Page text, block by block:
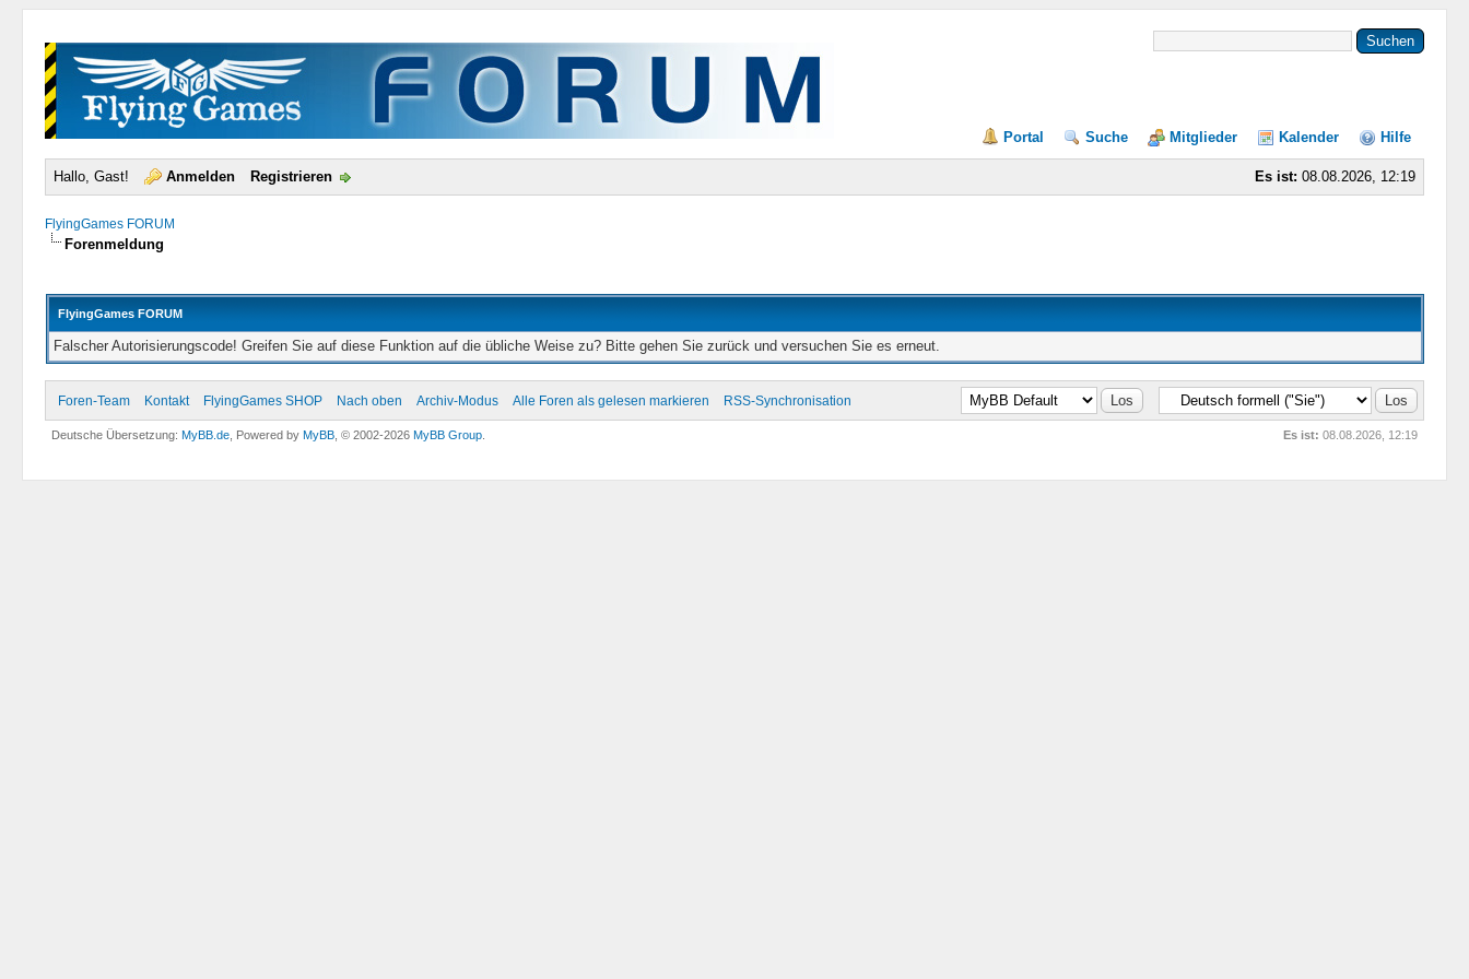
Portal Suche Mitglieder Kalender Hilfe
Es ist: 08.08.2026, 12:19
Hallo, Gast! Anmelden Registrieren
FlyingGames FORUM
Forenmeldung
FlyingGames FORUM
Falscher Autorisierungscode! Greifen Sie auf diese Funktion auf die übliche Weise zu? Bitte gehen Sie zurück und versuchen Sie es erneut.
Foren-Team Kontakt FlyingGames SHOP Nach oben Archiv-Modus Alle Foren als gelesen markieren RSS-Synchronisation
Es ist: 08.08.2026, 12:19
Deutsche Übersetzung:MyBB.de , Powered byMyBB , © 2002-2026MyBB Group